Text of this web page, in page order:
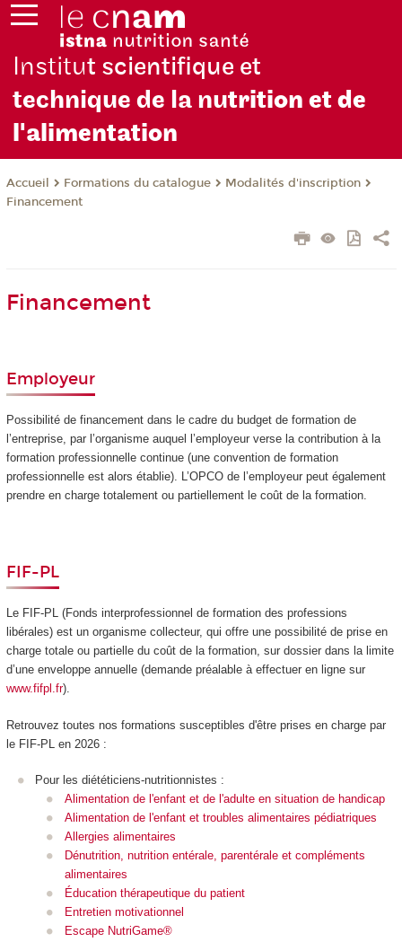
Institut scientifique et
technique de la nutrition et de
l'alimentation
Accueil Formations du catalogue
Modalités d'inscription
Financement
Financement
Employeur
Possibilité de financement dans le cadre du budget de formation de
l’entreprise, par l’organisme auquel l’employeur verse la contribution à la
formation professionnelle continue (une convention de formation
professionnelle est alors établie). L’OPCO de l’employeur peut également
prendre en charge totalement ou partiellement le coût de la formation.
FIF-PL
Le FIF-PL (Fonds interprofessionnel de formation des professions
libérales) est un organisme collecteur, qui offre une possibilité de prise en
charge totale ou partielle du coût de la formation, sur dossier dans la limite
d’une enveloppe annuelle (demande préalable à effectuer en ligne sur
www.fifpl.fr).
Retrouvez toutes nos formations susceptibles d'être prises en charge par
le FIF-PL en 2026 :
Pour les diététiciens-nutritionnistes :
Alimentation de l'enfant et de l'adulte en situation de handicap
Alimentation de l'enfant et troubles alimentaires pédiatriques
All ergies alimentaires
Dénutrition, nutrition entérale, parentérale et compléments
alimentaires
Éducation thérapeutique du patient
Entretien motivationnel
Escape NutriGame®